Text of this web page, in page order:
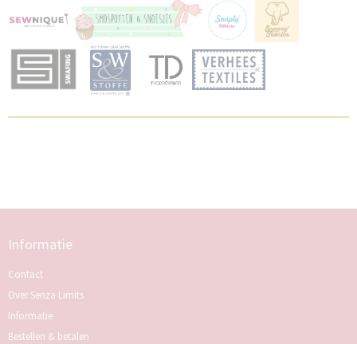
Informatie
Contact
Over Senza Limits
Informatie
Bestellen & betalen